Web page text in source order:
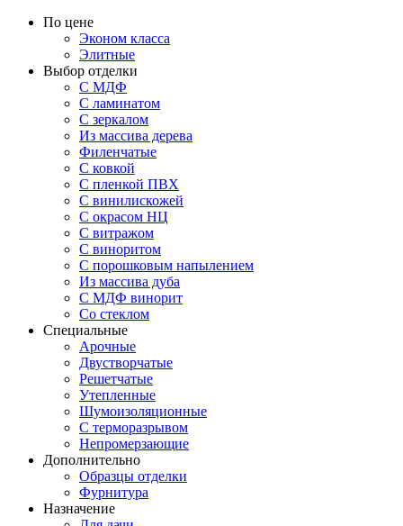
По цене
Эконом класса
Элитные
Выбор отделки
С МДФ
С ламинатом
С зеркалом
Из массива дерева
Филенчатые
С ковкой
С пленкой ПВХ
С винилискожей
С окрасом НЦ
С витражом
С виноритом
С порошковым напылением
Из массива дуба
С МДФ винорит
Со стеклом
Специальные
Арочные
Двустворчатые
Решетчатые
Утепленные
Шумоизоляционные
С терморазрывом
Непромерзающие
Дополнительно
Образцы отделки
Фурнитура
Назначение